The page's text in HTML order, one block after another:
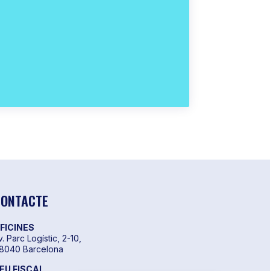
Parc Logístic, 2-10,
Barcelona
FISCAL